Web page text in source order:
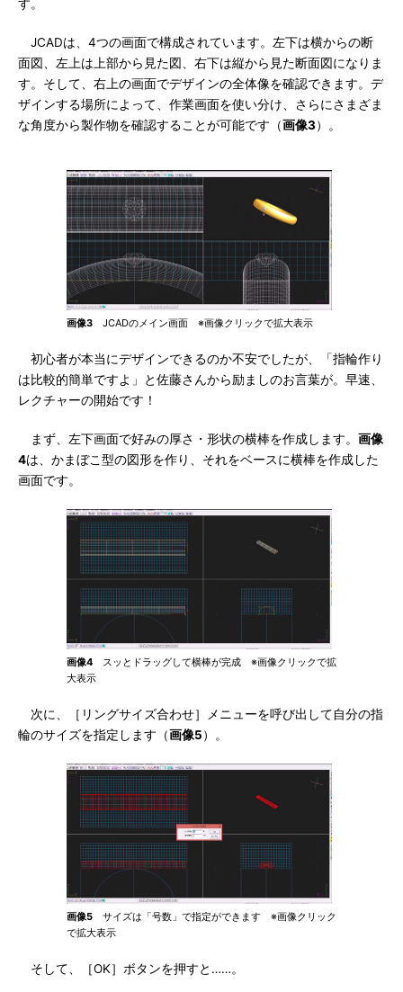
す。
JCADは、4つの画面で構成されています。左下は横からの断
面図、左上は上部から見た図、右下は縦から見た断面図になりま
す。そして、右上の画面でデザインの全体像を確認できます。デ
ザインする場所によって、作業画面を使い分け、さらにさまざま
な角度から製作物を確認することが可能です（画像3）。
画像3 JCADのメイン画面 ※画像クリックで拡大表示
初心者が本当にデザインできるのか不安でしたが、「指輪作り
は比較的簡単ですよ」と佐藤さんから励ましのお言葉が。早速、
レクチャーの開始です！
まず、左下画面で好みの厚さ・形状の横棒を作成します。 画像
4は、かまぼこ型の図形を作り、それをベースに横棒を作成した
画面です。
画像4 スッとドラッグして横棒が完成 ※画像クリックで拡
大表示
次に、［リングサイズ合わせ］メニューを呼び出して自分の指
輪のサイズを指定します（画像5）。
画像5 サイズは「号数」で指定ができます ※画像クリック
で拡大表示
そして、［OK］ボタンを押すと……。